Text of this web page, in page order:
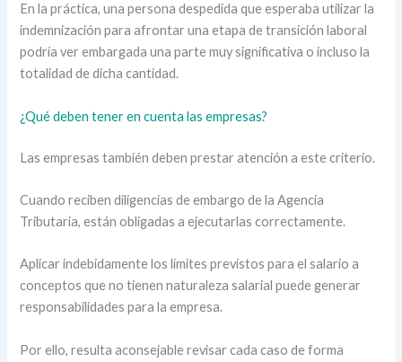
En la práctica, una persona despedida que esperaba utilizar la
indemnización para afrontar una etapa de transición laboral
podría ver embargada una parte muy significativa o incluso la
totalidad de dicha cantidad.
¿Qué deben tener en cuenta las empresas?
Las empresas también deben prestar atención a este criterio.
Cuando reciben diligencias de embargo de la Agencia
Tributaria, están obligadas a ejecutarlas correctamente.
Aplicar indebidamente los límites previstos para el salario a
conceptos que no tienen naturaleza salarial puede generar
responsabilidades para la empresa.
Por ello, resulta aconsejable revisar cada caso de forma